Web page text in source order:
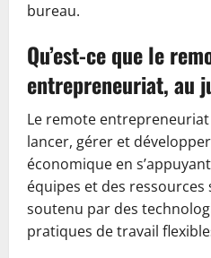
bureau.
Qu’est-ce que le
entrepreneuriat, au
Le remote
lancer, gérer et
économique en
équipes et des ressources
soutenu par des
pratiques de travail